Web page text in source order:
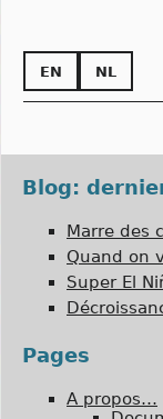
EN NL
Blog:
Marre des
Quand on
Super El
Pages
A propos…